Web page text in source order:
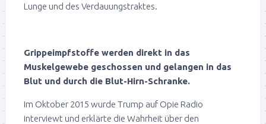
Lunge und des Verdauungstraktes.
Grippeimpfstoffe werden direkt in das
Muskelgewebe geschossen und gelangen in das
Blut und durch die Blut-Hirn-Schranke.
Im Oktober 2015 wurde Trump auf Opie Radio
interviewt und erklärte die Wahrheit über den